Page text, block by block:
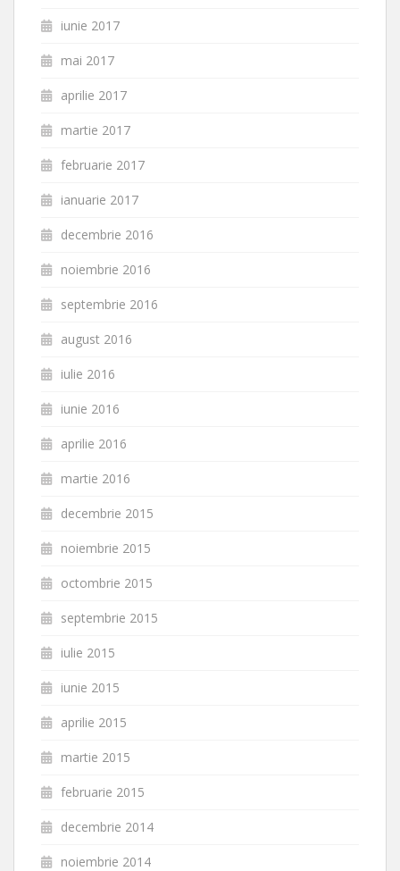
iunie 2017
mai 2017
aprilie 2017
martie 2017
februarie 2017
ianuarie 2017
decembrie 2016
noiembrie 2016
septembrie 2016
august 2016
iulie 2016
iunie 2016
aprilie 2016
martie 2016
decembrie 2015
noiembrie 2015
octombrie 2015
septembrie 2015
iulie 2015
iunie 2015
aprilie 2015
martie 2015
februarie 2015
decembrie 2014
noiembrie 2014